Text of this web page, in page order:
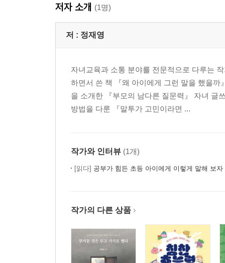
거짓말쟁이로 만드는 말
아이의 동의하에 약속을 정하세요
아이의 자존감을 해친 것 같습니다
불안을 키우는 말
“꼴 보기 싫어, 저리 가”
자신감을 지우는 말
“오빠를 닮아봐라”
아이의 고유한 장점에 주목하세요
자아도취에 빠지게 하는 말
저자 소개 (1명)
저 : 정재영
자녀교육과 소통 분야를 전문적으로 다루는
하면서 쓴 책 『왜 아이에게 그런 말을 했을
을 소개한 『부모의 남다른 질문력』 자녀 글
방법을 다룬 『말투가 고민이라면 ...
작가와 인터뷰 (1개)
[읽다] 공부가 힘든 초등 아이에게 이렇게 말해 보자
작가의 다른 상품